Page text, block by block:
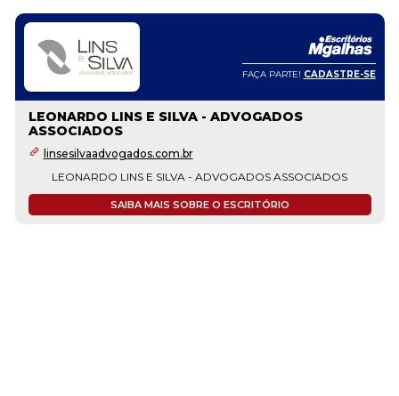
FAÇA PARTE! CADASTRE-SE
LEONARDO LINS E SILVA - ADVOGADOS
ASSOCIADOS
linsesilvaadvogados.com.br
LEONARDO LINS E SILVA - ADVOGADOS ASSOCIADOS
SAIBA MAIS SOBRE O ESCRITÓRIO